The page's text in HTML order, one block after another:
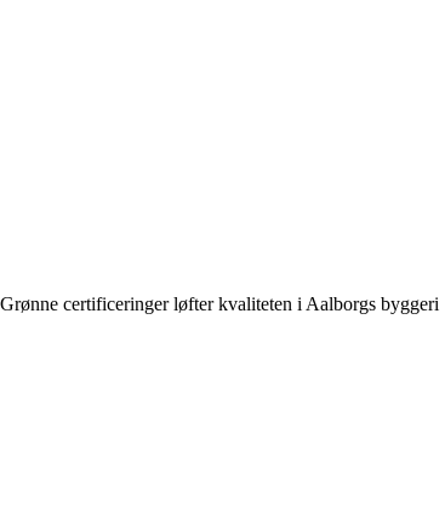
Grønne certificeringer løfter kvaliteten i Aalborgs byggeri